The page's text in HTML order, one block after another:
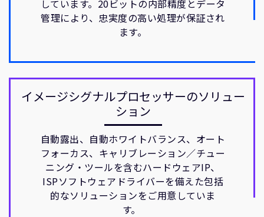
しています。20ビットの内部精度とデータ
管理により、忠実度の高い処理が保証され
ます。
イメージシグナルプロセッサーのソリュー
ション
自動露出、自動ホワイトバランス、オート
フォーカス、キャリブレーション／チュー
ニング・ツールを含むハードウェアIP、
ISPソフトウェアドライバーを備えた包括
的なソリューションをご用意していま
す。